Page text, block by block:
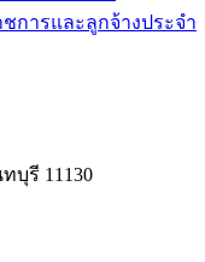
การและลูกจ้างประจำ
บุรี 11130